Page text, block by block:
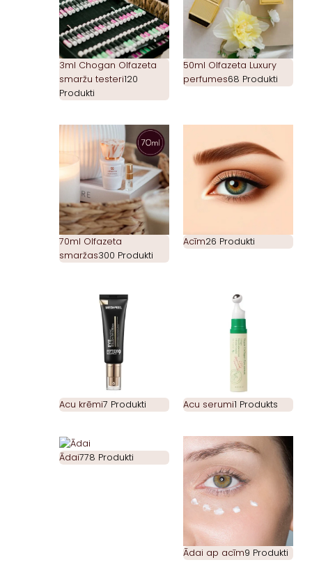
3ml Chogan Olfazeta
smaržu testeri120
Produkti
50ml Olfazeta Luxury
perfumes68 Produkti
70ml Olfazeta
smaržas300 Produkti
Acīm26 Produkti
Acu krēmi7 Produkti Acu serumi1 Produkts
Ādai778 Produkti
Ādai ap acīm9 Produkti